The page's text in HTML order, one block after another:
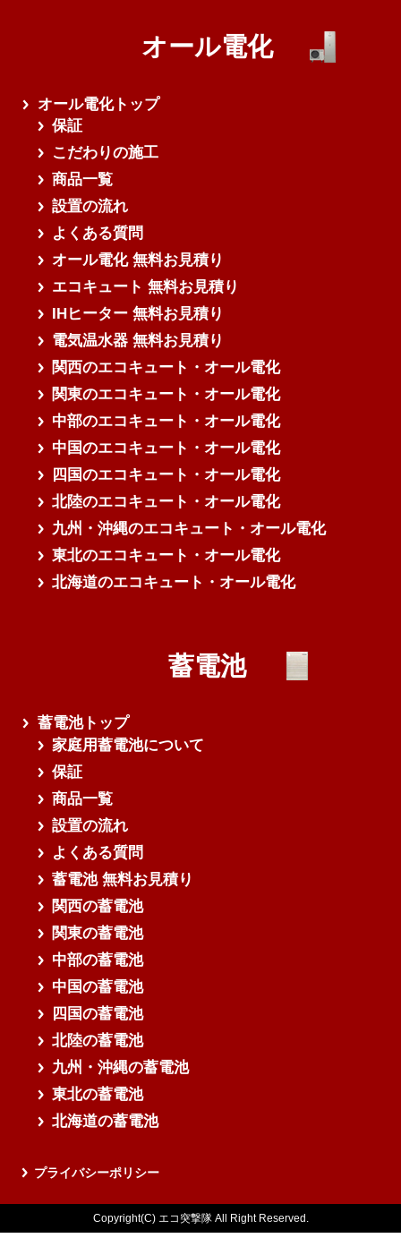
オール電化
オール電化トップ
保証
こだわりの施工
商品一覧
設置の流れ
よくある質問
オール電化 無料お見積り
エコキュート 無料お見積り
IHヒーター 無料お見積り
電気温水器 無料お見積り
関西のエコキュート・オール電化
関東のエコキュート・オール電化
中部のエコキュート・オール電化
中国のエコキュート・オール電化
四国のエコキュート・オール電化
北陸のエコキュート・オール電化
九州・沖縄のエコキュート・オール電化
東北のエコキュート・オール電化
北海道のエコキュート・オール電化
蓄電池
蓄電池トップ
家庭用蓄電池について
保証
商品一覧
設置の流れ
よくある質問
蓄電池 無料お見積り
関西の蓄電池
関東の蓄電池
中部の蓄電池
中国の蓄電池
四国の蓄電池
北陸の蓄電池
九州・沖縄の蓄電池
東北の蓄電池
北海道の蓄電池
プライバシーポリシー
Copyright(C) エコ突撃隊 All Right Reserved.